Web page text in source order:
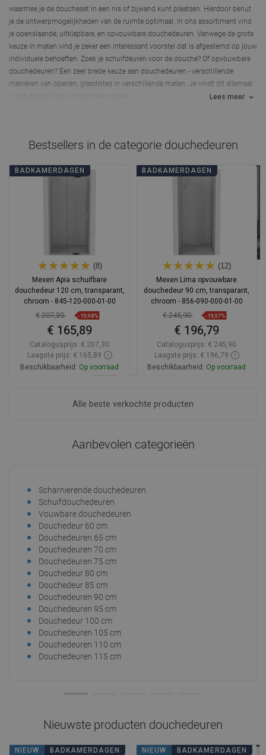
waarmee je de doucheset in een nis of zijwand kunt plaatsen. Hierdoor benut
je de ontwerpmogelijkheden van de ruimte optimaal. In ons assortiment vind
je openslaande, uitklapbare, en opvouwbare douchedeuren. Vanwege de grote
keuze in maten vind je zeker een interessant voorstel dat is afgestemd op jouw
individuele behoeften. Zoek je schuifdeuren voor de douche? Of opvouwbare
douchedeuren? Een zeer brede keuze aan douchedeuren - verschillende
manieren van openen, glasdiktes in verschillende maten. Je vindt dit allemaal
Lees meer
Bestsellers in de categorie douchedeuren
BADKAMERDAGEN
(8)
Mexen Apia schuifbare
douchedeur 120 cm, transparant,
chroom - 845-120-000-01-00
€ 207,30 -19,98%
€ 165,89
Catalogusprijs: € 207,30
Laagste prijs: € 165,89
Beschikbaarheid: Op voorraad
BADKAMERDAGEN
(12)
Mexen Lima opvouwbare
douchedeur 90 cm, transparant,
chroom - 856-090-000-01-00
€ 245,90 -19,97%
€ 196,79
Catalogusprijs: € 245,90
Laagste prijs: € 196,79
Beschikbaarheid: Op voorraad
Alle beste verkochte producten
Aanbevolen categorieën
Scharnierende douchedeuren
Schuifdouchedeuren
Vouwbare douchedeuren
Douchedeur 60 cm
Douchedeuren 65 cm
Douchedeuren 70 cm
Douchedeuren 75 cm
Douchedeur 80 cm
Douchedeur 85 cm
Douchedeuren 90 cm
Douchedeuren 95 cm
Douchedeur 100 cm
Douchedeuren 105 cm
Douchedeuren 110 cm
Douchedeuren 115 cm
Nieuwste producten douchedeuren
NIEUW BADKAMERDAGEN NIEUW BADKAMERDAGEN